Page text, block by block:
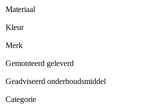
Materiaal
Kleur
Merk
Gemonteerd geleverd
Geadviseerd onderhoudsmiddel
Categorie